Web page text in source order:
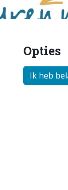
Opties
Ik heb